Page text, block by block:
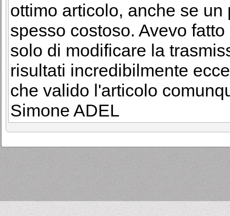
ottimo articolo, anche se
spesso costoso. Avevo
solo di modificare la
risultati incredibilmente
che valido l'articolo
Simone ADEL